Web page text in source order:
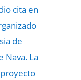
cita en
de
Nava. La